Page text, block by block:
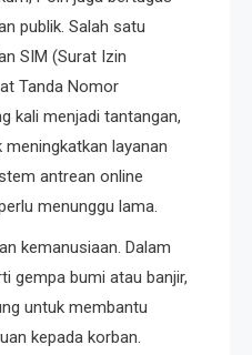
publik. Salah satu
SIM (Surat Izin
Tanda Nomor
kali menjadi tantangan,
layanan
antrean online
menunggu lama.
kemanusiaan. Dalam
gempa bumi atau banjir,
untuk membantu
kepada korban.